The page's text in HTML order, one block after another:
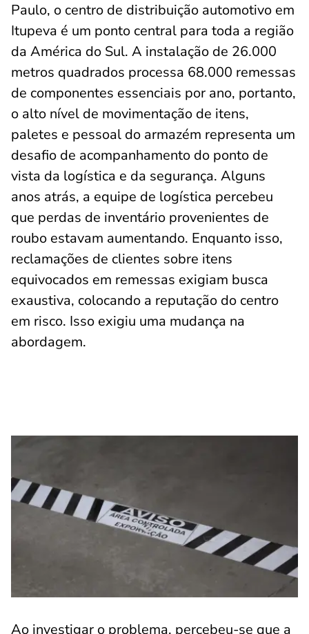
Paulo, o centro de distribuição automotivo em
Itupeva é um ponto central para toda a região
da América do Sul. A instalação de 26.000
metros quadrados processa 68.000 remessas
de componentes essenciais por ano, portanto,
o alto nível de movimentação de itens,
paletes e pessoal do armazém representa um
desafio de acompanhamento do ponto de
vista da logística e da segurança. Alguns
anos atrás, a equipe de logística percebeu
que perdas de inventário provenientes de
roubo estavam aumentando. Enquanto isso,
reclamações de clientes sobre itens
equivocados em remessas exigiam busca
exaustiva, colocando a reputação do centro
em risco. Isso exigiu uma mudança na
abordagem.
Ao investigar o problema, percebeu-se que a